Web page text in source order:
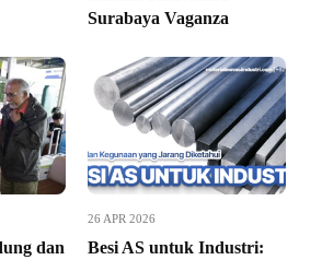
Surabaya Vaganza
dan
26 APR 2026
Besi AS untuk Industri: